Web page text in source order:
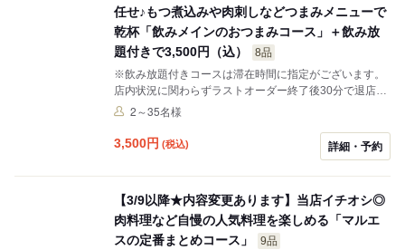
任せ♪もつ煮込みや肉刺しなどつまみメニューで
乾杯「飲みメインのおつまみコース」＋飲み放
題付きで3,500円（込）
8品
※飲み放題付きコースは滞在時間に指定がございます。
店内状況に関わらずラストオーダー終了後30分で退店と
なります。 じっくり煮込んだ柔らかで奥深い味わいがた
など、お酒のすすむメニューを取り揃えたおつまみコー
スをご用意しました。気軽に楽しめるリーズナブルなコ
2～35名様
3,500円 (税込) 詳細・予約
【3/9以降★内容変更あります】当店イチオシ◎
肉料理など自慢の人気料理を楽しめる「マルエ
スの定番まとめコース」
9品